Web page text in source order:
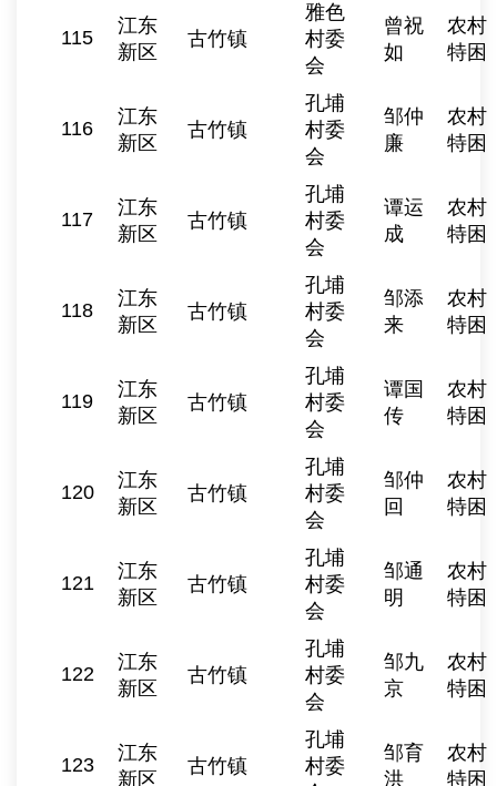
115
江东
新区
古竹镇
雅色
村委
会
曾祝
如
农村
特困
116
江东
新区
古竹镇
孔埔
村委
会
邹仲
廉
农村
特困
117
江东
新区
古竹镇
孔埔
村委
会
谭运
成
农村
特困
118
江东
新区
古竹镇
孔埔
村委
会
邹添
来
农村
特困
119
江东
新区
古竹镇
孔埔
村委
会
谭国
传
农村
特困
120
江东
新区
古竹镇
孔埔
村委
会
邹仲
回
农村
特困
121
江东
新区
古竹镇
孔埔
村委
会
邹通
明
农村
特困
122
江东
新区
古竹镇
孔埔
村委
会
邹九
京
农村
特困
123
江东
新区
古竹镇
孔埔
村委
邹育
洪
农村
特困